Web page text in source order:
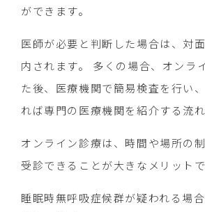
ができます。
医師が必要と判断した場合は、対
内されます。 多くの場合、オンラ
た後、医療機関で簡易検査を行い
れば専門の医療機関を紹介する流れ
オンライン診療は、時間や場所の
受診できることが大きなメリットで
睡眠時無呼吸症候群が疑われる場